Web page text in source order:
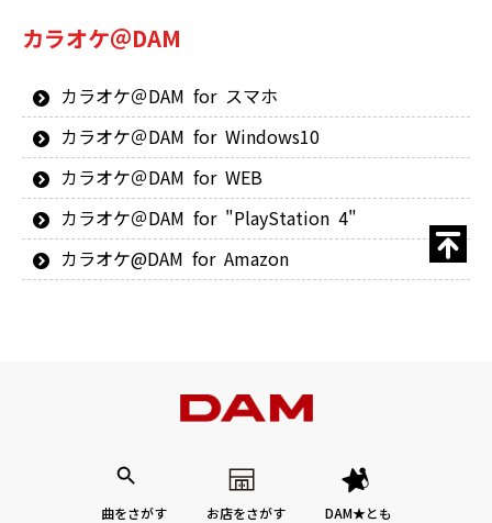
カラオケ＠DAM
カラオケ＠DAM for スマホ
カラオケ＠DAM for Windows10
カラオケ＠DAM for WEB
カラオケ＠DAM for "PlayStation 4"
カラオケ@DAM for Amazon
曲をさがす お店をさがす DAM★とも